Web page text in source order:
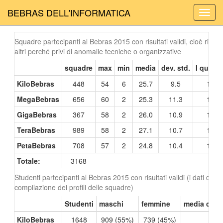
Abilita
BEBRAS DELL'INFORMATICA
Squadre partecipanti al Bebras 2015 con risultati validi, cioè
altri perché privi di anomalie tecniche o organizzative
squadre max min media dev. std. I
KiloBebras
448 54 6 25.7 9.5
19
MegaBebras
656 60 2 25.3 11.3
17
GigaBebras
367 58 2 26.0 10.9
18
TeraBebras
989 58 2 27.1 10.7
19
PetaBebras
708 57 2 24.8 10.4
17
Totale:
3168
Studenti partecipanti al Bebras 2015 con risultati validi (i dati
compilazione dei profili delle squadre)
Studenti maschi femmine
media
KiloBebras
1648 909 (55%)
739 (45%)